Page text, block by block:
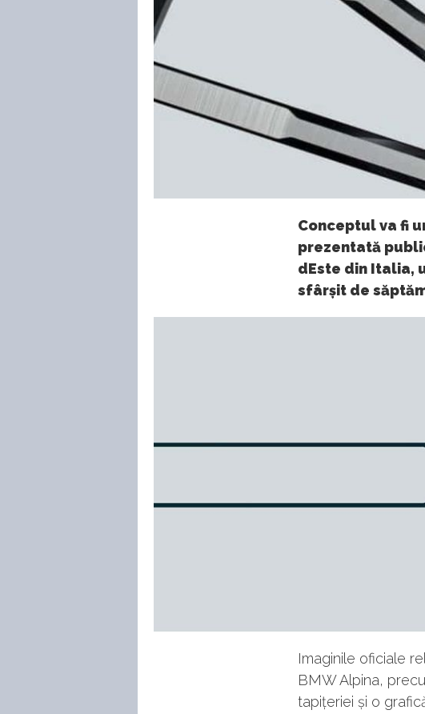
Conceptul va fi
prezentată
dEste din Italia,
sfârșit de
Imaginile oficiale
BMW Alpina,
tapițeriei și o